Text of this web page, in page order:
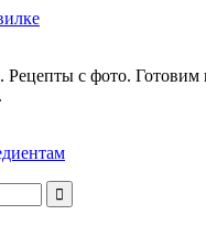
Рецепты с фото. Готовим